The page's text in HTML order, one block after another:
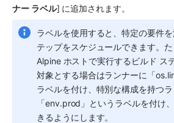
ナー ラベル] に追加されます。
ラベルを使用すると、特定の要件
テップをスケジュールできます。
Alpine ホストで実行するビルド ス
対象とする場合はランナーに「
ラベルを付け、特別な構成を持つ
「env.prod」というラベルを付け
きるようにします。